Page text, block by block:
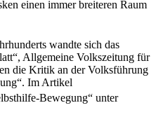
einen immer breiteren Raum
wandte sich das
Allgemeine Volkszeitung für
die Kritik an der Volksführung
Im Artikel
Bewegung“ unter